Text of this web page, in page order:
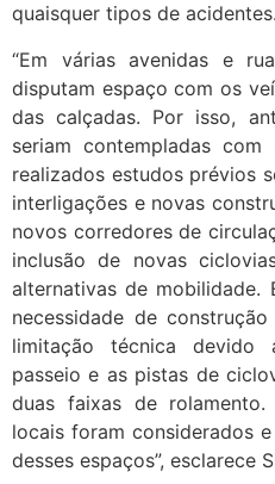
quaisquer tipos de acidentes.
“Em várias avenidas e
disputam espaço com os
das calçadas. Por isso,
seriam contempladas
realizados estudos prévios
interligações e novas
novos corredores de
inclusão de novas
alternativas de mobilidade.
necessidade de
limitação técnica devido
passeio e as pistas de
duas faixas de
locais foram considerados
desses espaços”, esclarece